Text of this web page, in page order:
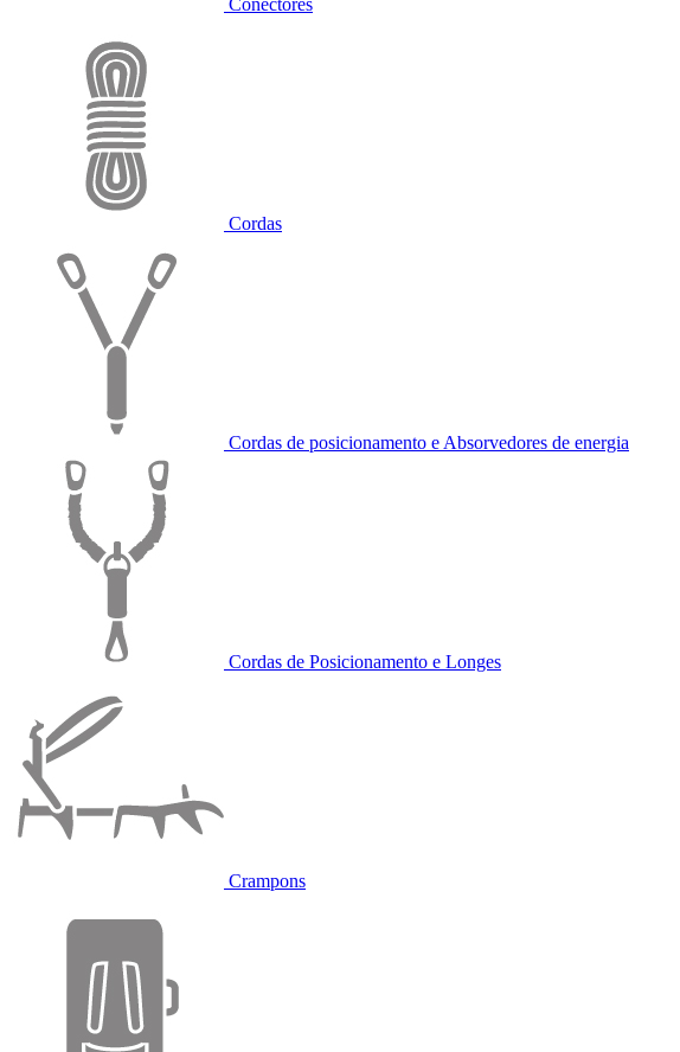
Conectores
Cordas
Cordas de posicionamento e Absorvedores de energia
Cordas de Posicionamento e Longes
Crampons